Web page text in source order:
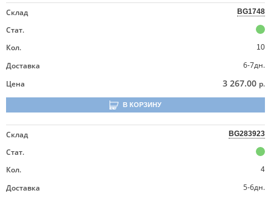
Склад BG1748
Стат.
Кол.
10
Доставка
6-7дн.
Цена
3 267.00 р.
В КОРЗИНУ
Склад BG283923
Стат.
Кол.
4
Доставка
5-6дн.